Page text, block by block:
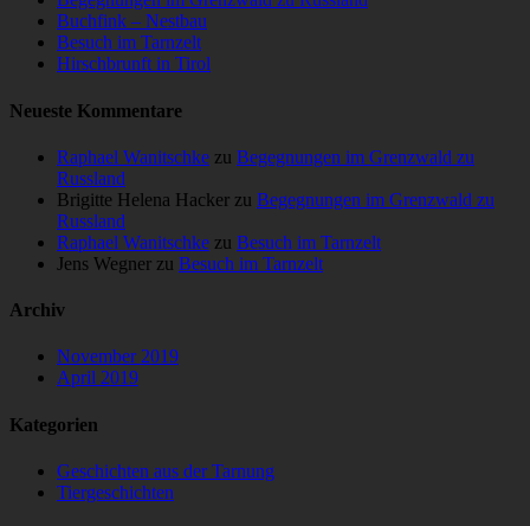
Buchfink – Nestbau
Besuch im Tarnzelt
Hirschbrunft in Tirol
Neueste Kommentare
Raphael Wanitschke zu Begegnungen im Grenzwald zu
Russland
Brigitte Helena Hacker zu Begegnungen im Grenzwald zu
Russland
Raphael Wanitschke zu Besuch im Tarnzelt
Jens Wegner zu Besuch im Tarnzelt
Archiv
November 2019
April 2019
Kategorien
Geschichten aus der Tarnung
Tiergeschichten